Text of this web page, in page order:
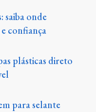
saiba onde
confiança
plásticas direto
para selante